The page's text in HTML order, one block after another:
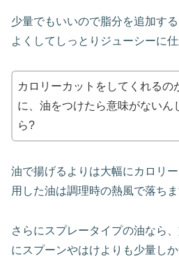
少量でもいいので脂分を追加す
よくしてしっとりジューシーに仕
カロリーカットをしてくれるの
に、油をつけたら意味がないん
ら?
油で揚げるよりは大幅にカロリ
用した油は調理時の熱風で落ちま
さらにスプレータイプの油なら
にスプーンやはけよりも少量しか